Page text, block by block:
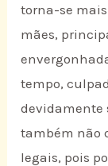
torna-se
mães,
tempo,
devidamente
também não
legais, pois